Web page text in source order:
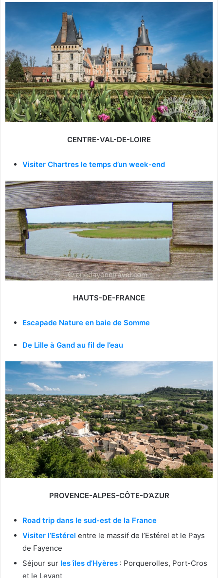
CENTRE-VAL-DE-LOIRE
Visiter Chartres le temps d’un week-end
HAUTS-DE-FRANCE
Escapade Nature en baie de Somme
De Lille à Gand au fil de l’eau
PROVENCE-ALPES-CÔTE-D’AZUR
Road trip dans le sud-est de la France
Visiter l’Estérel entre le massif de l’Estérel et le Pays
de Fayence
Séjour sur les îles d’Hyères : Porquerolles, Port-Cros
et le Levant